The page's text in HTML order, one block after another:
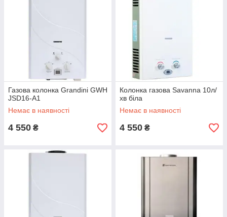
Газова колонка Grandini GWH
JSD16-A1
Немає в наявності
4 550 ₴
Колонка газова Savanna 10л/
хв біла
Немає в наявності
4 550 ₴